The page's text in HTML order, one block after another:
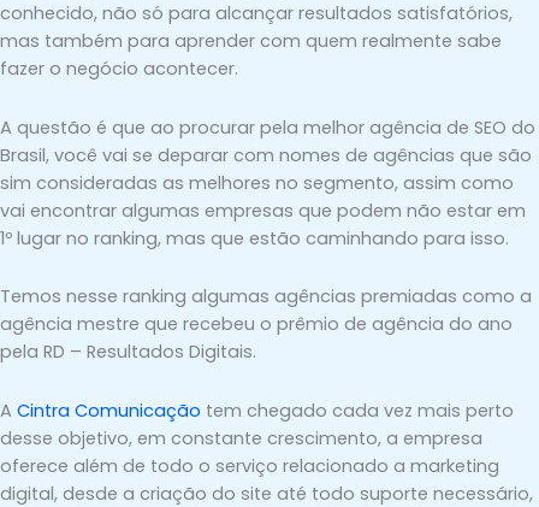
conhecido, não só para alcançar resultados satisfatórios,
mas também para aprender com quem realmente sabe
fazer o negócio acontecer.
A questão é que ao procurar pela melhor agência de SEO do
Brasil, você vai se deparar com nomes de agências que são
sim consideradas as melhores no segmento, assim como
vai encontrar algumas empresas que podem não estar em
1º lugar no ranking, mas que estão caminhando para isso.
Temos nesse ranking algumas agências premiadas como a
agência mestre que recebeu o prêmio de agência do ano
pela RD – Resultados Digitais.
A Cintra Comunicação tem chegado cada vez mais perto
desse objetivo, em constante crescimento, a empresa
oferece além de todo o serviço relacionado a marketing
digital, desde a criação do site até todo suporte necessário,